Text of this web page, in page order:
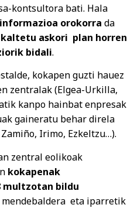
kontsultora bati. Hala
orokorra da
askori plan horren
bidali.
kokapen guzti hauez
zentralak (Elgea-Urkilla,
kanpo hainbat enpresak
gaineratu behar direla
Irimo, Ezkeltzu…).
zentral eolikoak
kokapenak
multzotan bildu
eta iparretik